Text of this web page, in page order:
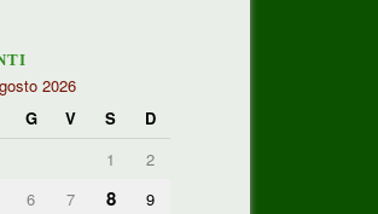
2026
G V S
D
1
2
6 7 8
9